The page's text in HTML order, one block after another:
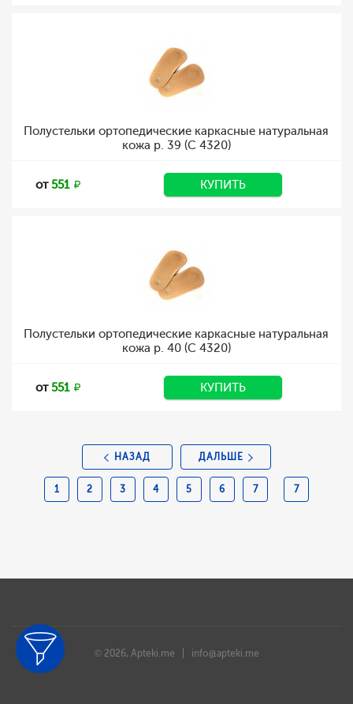
Полустельки ортопедические каркасные натуральная
кожа р. 39 (C 4320)
от551 КУПИТЬ
Полустельки ортопедические каркасные натуральная
кожа р. 40 (C 4320)
от551 КУПИТЬ
НАЗАД
1 2 3 4 5 6 7 7
ДАЛЬШЕ
© 2026, Apteki.me | info@apteki.me